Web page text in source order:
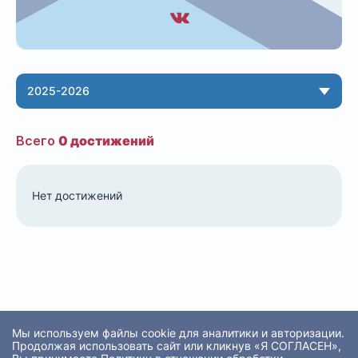
2025-2026
Всего 0 достижений
Нет достижений
Мы используем файлы cookie для аналитики и авторизации.
Продолжая использовать сайт или кликнув «Я СОГЛАСЕН»,